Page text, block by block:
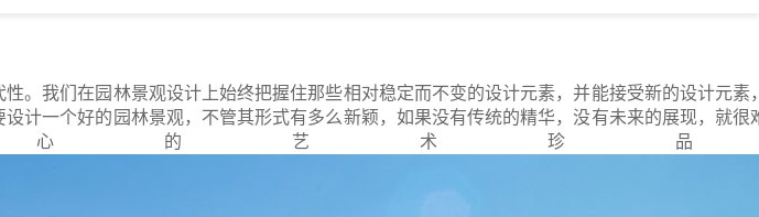
。我们在园林景观设计上始终把握住那些相对稳定而不变的设计元素，并能接受新的设计元素
计一个好的园林景观，不管其形式有多么新颖，如果没有传统的精华，没有未来的展现，就很
的艺术珍品